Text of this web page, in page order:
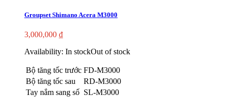
Groupset Shimano Acera M3000
3,000,000 ₫
Availability: In stockOut of stock
Bộ tăng tốc trước FD-M3000
Bộ tăng tốc sau
RD-M3000
Tay nắm sang số SL-M3000